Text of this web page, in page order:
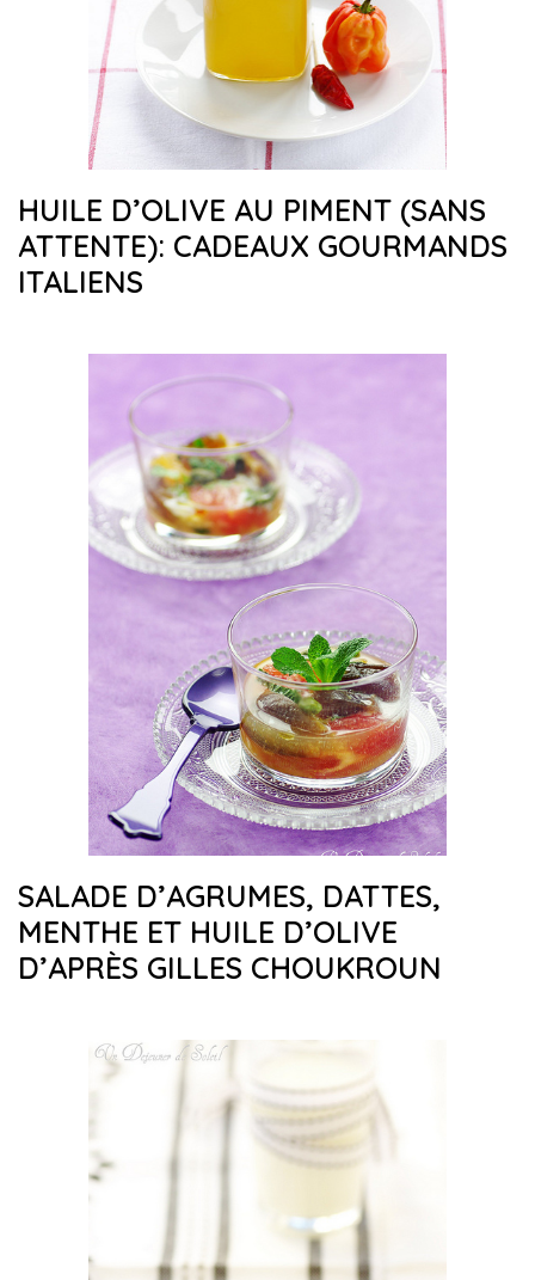
HUILE D’OLIVE AU PIMENT (SANS
ATTENTE): CADEAUX GOURMANDS
ITALIENS
SALADE D’AGRUMES, DATTES,
MENTHE ET HUILE D’OLIVE
D’APRÈS GILLES CHOUKROUN